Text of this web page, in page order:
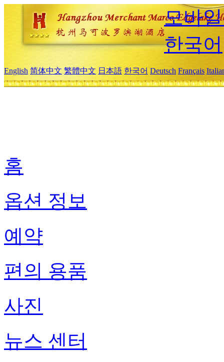
모바
한국어
English 简体中文 繁體中文 日本語 한국어 Deutsch Français
홈
옵션 정보
예약
편의 용품
사진
뉴스 센터